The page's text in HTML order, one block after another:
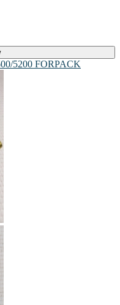
5200 FORPACK